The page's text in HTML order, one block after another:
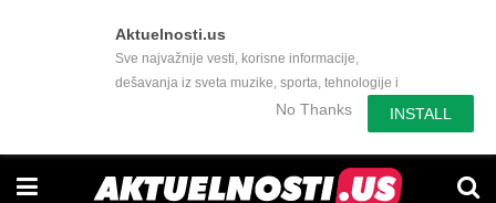
Aktuelnosti.us
Sve najvažnije vesti, korisne informacije,
dešavanja iz sveta muzike, sporta, tehnologije i
još mnogo toga zanimljivog.No Thanks INSTALL